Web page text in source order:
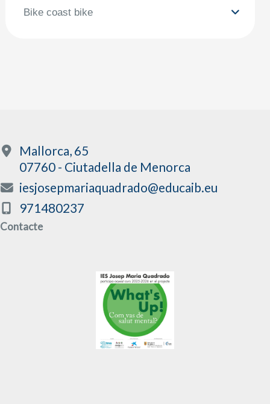
Bike coast bike
Mallorca, 65
07760 - Ciutadella de Menorca
iesjosepmariaquadrado@educaib.eu
971480237
Contacte